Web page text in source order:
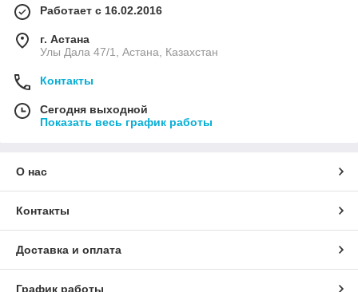
Работает с 16.02.2016
г. Астана
Улы Дала 47/1, Астана, Казахстан
Контакты
Сегодня выходной
Показать весь график работы
О нас
Контакты
Доставка и оплата
График работы